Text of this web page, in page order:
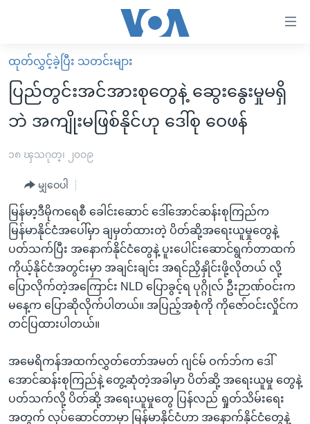
လွယ်ကူ
စေ
သည့်
များ
အကြောင်းအရာ
သို့
ကျော်
ကြည့်
ပင်မ
စာမျက်နှာ
ကျော်
မူလစာမျက်နှာ
မြန်မာ
ကမ္ဘာ့သတင်းများ
အစ္စရေး-ပါလက်စတိုင်း
ရပ်ဝန်းတခု လမ်းတခု အလွန်
အင်္ဂလိပ်စာလေ့လာမယ်
အမေရိကန်သုံးအီဒီယံ
မကြေးမုံရဲ့ အင်္ဂလိပ်စာ
ရုပ်ရှင်ထဲက အင်္ဂလိပ်စာ
သုတပဒေသာ အင်္ဂလိပ်စာ
အပတ်စဉ်ကဏ္ဍများ
ရေဒီယို
တီဗွီ
ရေဒီယိုနှင့်ရုပ်သံ အချက်အလက်များ
ရေဒီယို/တီဗွီအစီအစဉ်
Learning English
ဗွီအိုအေ လူမှုကွန်ယက်များ
ထုတ်လွှင့်ခဲ့ပြီး သတင်းများ
ပြည်တွင်းအင်အားစုတွေနဲ့ ဆွေးနွေးမှုမရှိ
ဘဲ အကျိုးမဖြစ်နိုင်ဟု ဒေါ်စု ဝေဖန်
၁၈ ၾသဂုတ္၊ ၂၀၀၉
မျှဝေပါ
မြန်မာ့ဒီမိုကရေစီ ခေါင်းဆောင် ဒေါ်အောင်ဆန်းစုကြည်က
မြန်မာနိုင်ငံအပေါ်မှာ ချမှတ်ထားတဲ့ ပိတ်ဆို့အရေးယူမှုတွေနဲ့
ပတ်သက်ပြီး အနောက်နိုင်ငံတွေနဲ့ ပူးပေါင်းဆောင်ရွက်တာထက်
ကိုယ့်နိုင်ငံအတွင်းမှာ အချင်းချင်း အရင်ညှိနှိုင်းဖို့လိုတယ် လို့
ပြောလိုက်တဲ့အကြောင်း NLD ပြောခွင့်ရ ပုဂ္ဂိုလ် ဦးဉာဏ်ဝင်းက
မနေ့က ပြောဆိုလိုက်ပါတယ်။ အပြည့်အစုံကို ကိုဇော်ဝင်းလှိုင်က
တင်ပြထားပါတယ်။
အမေရိကန်အထက်လွှတ်တော်အမတ် ဂျင်မ် ဝက်ဘ်က ဒေါ်
အောင်ဆန်းစုကြည်နဲ့ တွေ့ဆုံတဲ့အခါမှာ ပိတ်ဆို့ အရေးယူမှု တွေနဲ့
ပတ်သက်လို့ ပိတ်ဆို့ အရေးယူမှုတွေ ပြန်လည် ရှုတ်သိမ်းရေး
အတွက် လုပ်ဆောင်တာမှာ မြန်မာနိုင်ငံဟာ အနောက်နိုင်ငံတွေနဲ့